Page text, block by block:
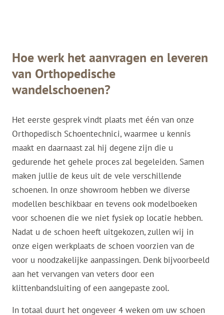
Hoe werk het aanvragen en leveren
van Orthopedische
wandelschoenen?
Het eerste gesprek vindt plaats met één van onze
Orthopedisch Schoentechnici, waarmee u kennis
maakt en daarnaast zal hij degene zijn die u
gedurende het gehele proces zal begeleiden. Samen
maken jullie de keus uit de vele verschillende
schoenen. In onze showroom hebben we diverse
modellen beschikbaar en tevens ook modelboeken
voor schoenen die we niet fysiek op locatie hebben.
Nadat u de schoen heeft uitgekozen, zullen wij in
onze eigen werkplaats de schoen voorzien van de
voor u noodzakelijke aanpassingen. Denk bijvoorbeeld
aan het vervangen van veters door een
klittenbandsluiting of een aangepaste zool.
In totaal duurt het ongeveer 4 weken om uw schoen